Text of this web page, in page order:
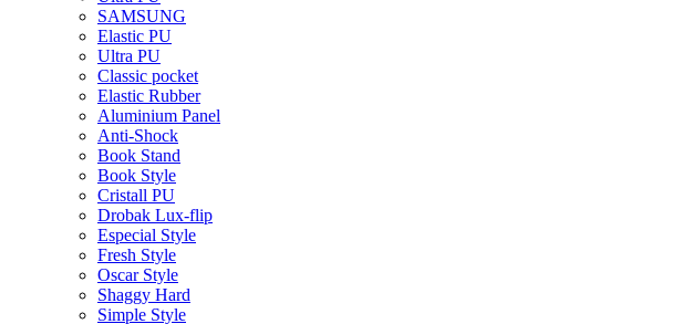
SAMSUNG
Elastic PU
Ultra PU
Classic pocket
Elastic Rubber
Aluminium Panel
Anti-Shock
Book Stand
Book Style
Cristall PU
Drobak Lux-flip
Especial Style
Fresh Style
Oscar Style
Shaggy Hard
Simple Style